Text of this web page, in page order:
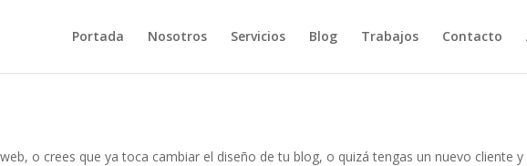
Portada Nosotros Servicios Blog Trabajos Contacto
o crees que ya toca cambiar el diseño de tu blog, o quizá tengas un nuevo cliente y